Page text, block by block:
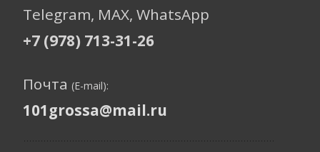
Telegram, МАХ, WhatsApp
+7 (978) 713-31-26
Почта (E-mail):
101grossa@mail.ru